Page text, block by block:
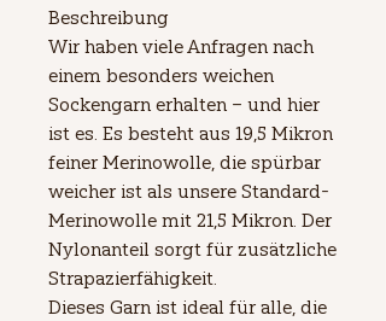
Beschreibung
Wir haben viele Anfragen nach
einem besonders weichen
Sockengarn erhalten – und hier
ist es. Es besteht aus 19,5 Mikron
feiner Merinowolle, die spürbar
weicher ist als unsere Standard-
Merinowolle mit 21,5 Mikron. Der
Nylonanteil sorgt für zusätzliche
Strapazierfähigkeit.
Dieses Garn ist ideal für alle, die